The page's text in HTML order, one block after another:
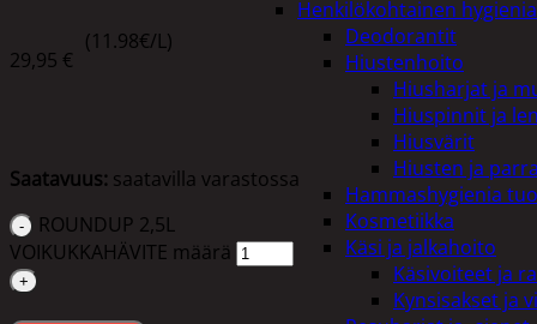
Henkilökohtainen hygienia
Deodorantit
Hiustenhoito
Hiusharjat ja
Hiuspinnit ja
Hiusvärit
Hiusten ja
Hammashygienia
Kosmetiikka
Käsi ja jalkahoito
Käsivoiteet ja
Kynsisakset ja
29,95 €
(11.98€/L)
Saatavuus: saatavilla varastossa
ROUNDUP 2,5L
VOIKUKKAHÄVITE määrä